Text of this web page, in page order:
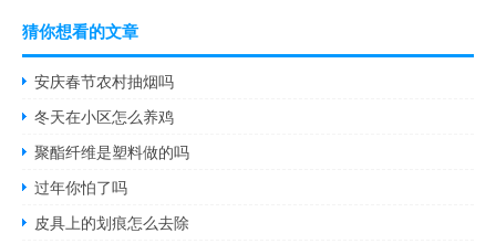
猜你想看的文章
安庆春节农村抽烟吗
冬天在小区怎么养鸡
聚酯纤维是塑料做的吗
过年你怕了吗
皮具上的划痕怎么去除